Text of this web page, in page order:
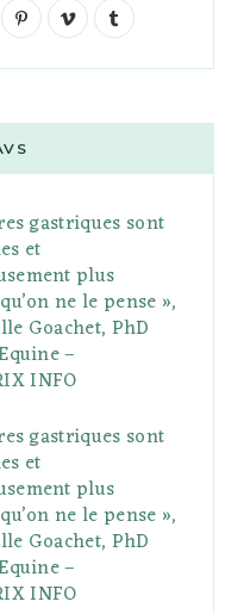
P
e
r
e
s
V
o
l
r
gastriques sont
et
plus
ne le pense »,
Goachet, PhD
–
INFO
gastriques sont
et
plus
ne le pense »,
Goachet, PhD
–
INFO